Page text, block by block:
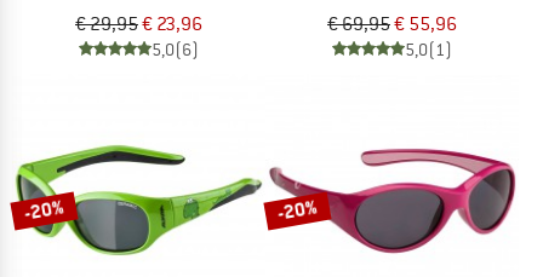
€ 29,95€ 23,96
5,0(6)
€ 69,95€ 55,96
5,0(1)
-20% -20%